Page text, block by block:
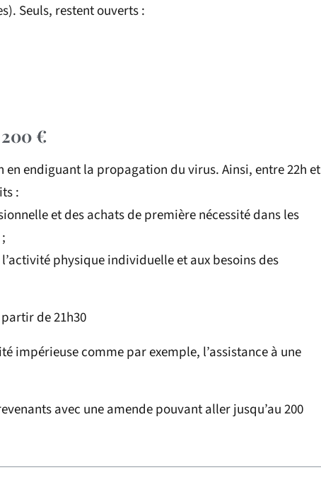
Seuls, restent ouverts :
€
endiguant la propagation du virus. Ainsi, entre 22h et
:
et des achats de première nécessité dans les
physique individuelle et aux besoins des
de 21h30
impérieuse comme par exemple, l’assistance à une
avec une amende pouvant aller jusqu’au 200